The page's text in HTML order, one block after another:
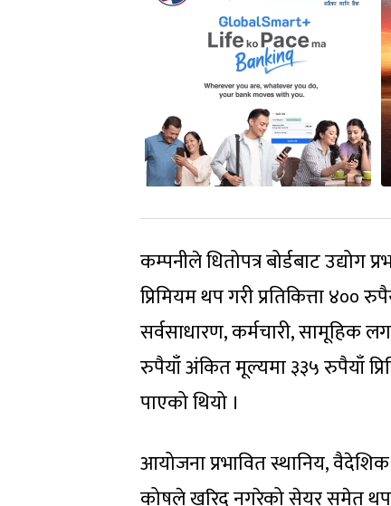
कम्पनीले धितोपत्र बोर्डबाट उद्योग
प्रिमियम थप गरी प्रतिकित्ता ४००
सर्वसाधारण, कर्मचारी, सामूहिक
रुपैयाँ अंकित मूल्यमा ३३५ रुपैयाँ
पाएको थियो ।
आयोजना प्रभावित स्थानिय,
कोषले खरिद नगरेको सेयर समेत थप